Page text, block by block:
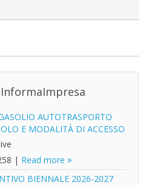
AUTOTRASPORTO
E MODALITÀ DI ACCESSO
| Read more
BIENNALE 2026-2027